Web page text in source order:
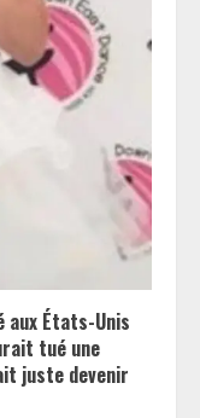
États-Unis
tué une
juste devenir